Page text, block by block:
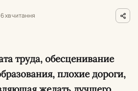
6 хв читання
труда, обесценивание
плохие дороги,